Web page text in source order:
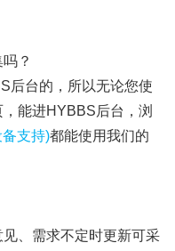
？
后台的，所以无论您使
能进HYBBS后台，浏
支持)都能使用我们的
、需求不定时更新可采